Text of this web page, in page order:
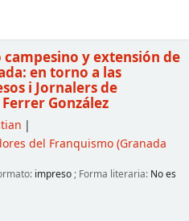
y extensión de
en torno a las
i Jornalers de
González
del Franquismo(Granada
impreso ; Forma literaria: No es